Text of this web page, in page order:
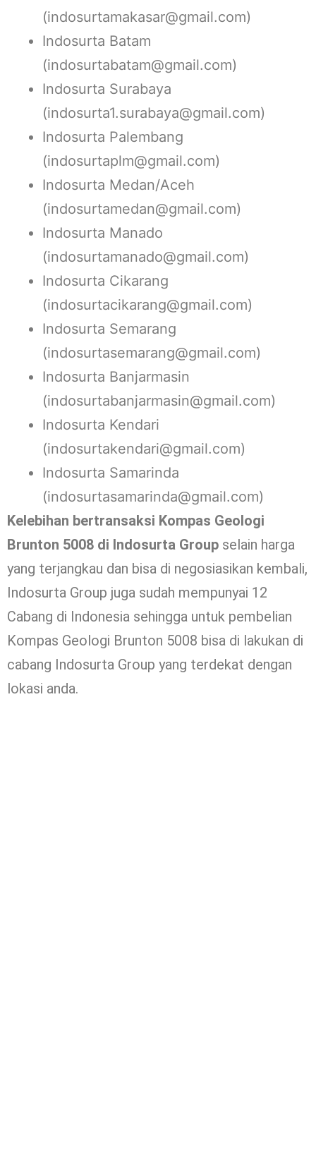
(indosurtamakasar@gmail.com)
Indosurta Batam
(indosurtabatam@gmail.com)
Indosurta Surabaya
(indosurta1.surabaya@gmail.com)
Indosurta Palembang
(indosurtaplm@gmail.com)
Indosurta Medan/Aceh
(indosurtamedan@gmail.com)
Indosurta Manado
(indosurtamanado@gmail.com)
Indosurta Cikarang
(indosurtacikarang@gmail.com)
Indosurta Semarang
(indosurtasemarang@gmail.com)
Indosurta Banjarmasin
(indosurtabanjarmasin@gmail.com)
Indosurta Kendari
(indosurtakendari@gmail.com)
Indosurta Samarinda
(indosurtasamarinda@gmail.com)
Kelebihan bertransaksi Kompas Geologi
Brunton 5008 di Indosurta Group selain harga
yang terjangkau dan bisa di negosiasikan kembali,
Indosurta Group juga sudah mempunyai 12
Cabang di Indonesia sehingga untuk pembelian
Kompas Geologi Brunton 5008 bisa di lakukan di
cabang Indosurta Group yang terdekat dengan
lokasi anda.